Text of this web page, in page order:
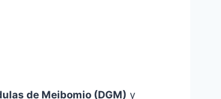
de Meibomio (DGM) y